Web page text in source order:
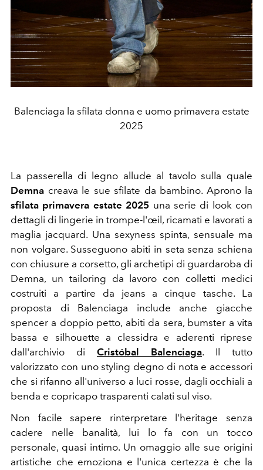
Balenciaga la sfilata donna e uomo primavera estate
2025
La passerella di legno allude al tavolo sulla quale
Demna creava le sue sfilate da bambino. Aprono la
sfilata primavera estate 2025 una serie di look con
dettagli di lingerie in trompe-l'œil, ricamati e lavorati a
maglia jacquard. Una sexyness spinta, sensuale ma
non volgare. Susseguono abiti in seta senza schiena
con chiusure a corsetto, gli archetipi di guardaroba di
Demna, un tailoring da lavoro con colletti medici
costruiti a partire da jeans a cinque tasche. La
proposta di Balenciaga include anche giacche
spencer a doppio petto, abiti da sera, bumster a vita
bassa e silhouette a clessidra e aderenti riprese
dall'archivio di
Cristóbal Balenciaga. Il tutto
valorizzato con uno styling degno di nota e accessori
che si rifanno all'universo a luci rosse, dagli occhiali a
benda e copricapo trasparenti calati sul viso.
Non facile sapere rinterpretare l'heritage senza
cadere nelle banalità, lui lo fa con un tocco
personale, quasi intimo. Un omaggio alle sue origini
artistiche che emoziona e l'unica certezza è che
la